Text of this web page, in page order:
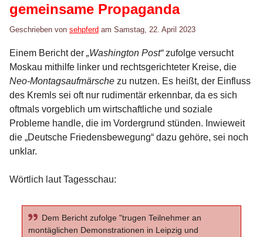
gemeinsame Propaganda
Geschrieben von sehpferd am Samstag, 22. April 2023
Einem Bericht der „Washington Post“zufolge versucht
Moskau mithilfe linker und rechtsgerichteter Kreise, die
Neo-Montagsaufmärsche zu nutzen. Es heißt, der Einfluss
des Kremls sei oft nur rudimentär erkennbar, da es sich
oftmals vorgeblich um wirtschaftliche und soziale
Probleme handle, die im Vordergrund stünden. Inwieweit
die „Deutsche Friedensbewegung“ dazu gehöre, sei noch
unklar.
Wörtlich laut Tagesschau:
Dem Bericht zufolge "trugen Teilnehmer an
montäglichen Demonstrationen in Leipzig und